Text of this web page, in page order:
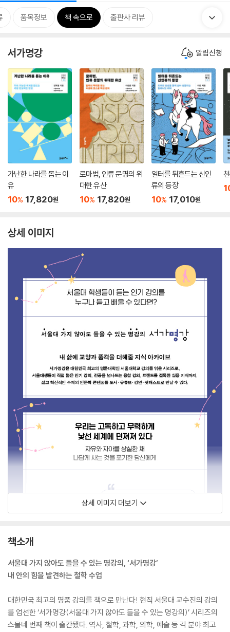
품목정보 책 속으로 출판사 리뷰
서가명강 알림신청
가난한 나라를 돕는 이
유
10% 17,820원
로마법, 인류 문명의 위
대한 유산
10% 17,820원
일터를 뒤흔드는 신인
류의 등장
10% 17,010원
상세 이미지
상세 이미지 더보기
책소개
서울대 가지 않아도 들을 수 있는 명강의, ‘서가명강’
내 안의 힘을 발견하는 철학 수업
대한민국 최고의 명품 강의를 책으로 만난다! 현직 서울대 교수진의 강의
를 엄선한 ‘서가명강(서울대 가지 않아도 들을 수 있는 명강의)’ 시리즈의
스물네 번째 책이 출간됐다. 역사, 철학, 과학, 의학, 예술 등 각 분야 최고